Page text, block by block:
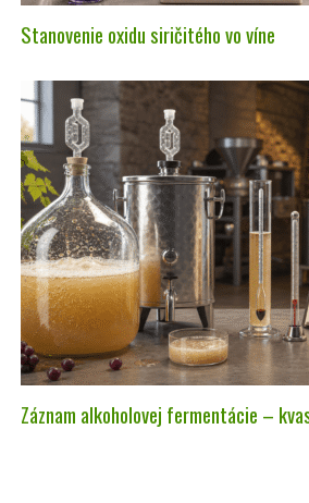
Stanovenie oxidu siričitého vo víne
Záznam alkoholovej fermentácie –